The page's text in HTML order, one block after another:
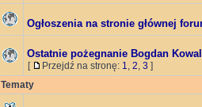
Ogłoszenia na stronie głównej
Ostatnie pożegnanie Bogdan
[ Przejdź na stronę: 1, 2, 3 ]
Tematy